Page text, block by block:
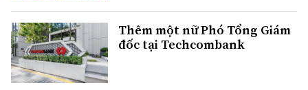
Thêm một nữ Phó Tổng Giám
đốc tại Techcombank